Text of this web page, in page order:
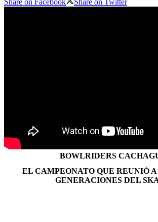
BOWLRIDERS
EL CAMPEONATO QUE REUNIÓ
GENERACIONES DEL